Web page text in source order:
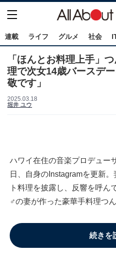
連載 ライフ グルメ 社会
「ほんとお料理上手」
理で次女14歳バースデ
敬です」
2025.03.18
堀井 ユウ
ハワイ在住の音楽プロデュー
日、自身のInstagramを更新
ト料理を披露し、反響を呼ん
♂の妻が作った豪華手料理つ
続きを